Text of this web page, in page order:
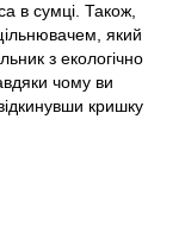
в сумці. Також,
який
з екологічно
чому ви
кришку